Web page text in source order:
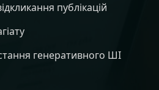
публікацій
генеративного ШІ